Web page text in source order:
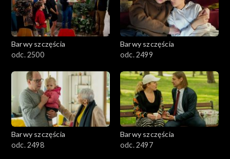
3101-3200
3001-3100
2901-3000
2801–2900
2701–2800
Barwy szczęścia
odc. 2500
Barwy szczęścia
odc. 2499
Barwy szczęścia
odc. 2498
Barwy szczęścia
odc. 2497